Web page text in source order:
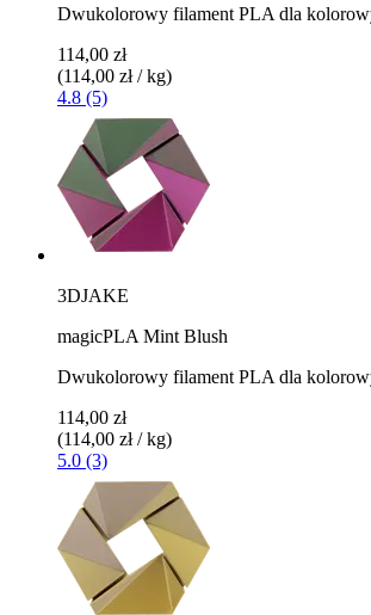
Dwukolorowy filament PLA dla
114,00 zł
(114,00 zł / kg)
4.8 (5)
3DJAKE
magicPLA Mint Blush
Dwukolorowy filament PLA dla
114,00 zł
(114,00 zł / kg)
5.0 (3)